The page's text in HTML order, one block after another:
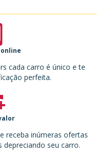
cada carro é único e te
perfeita.
receba inúmeras ofertas
depreciando seu carro.